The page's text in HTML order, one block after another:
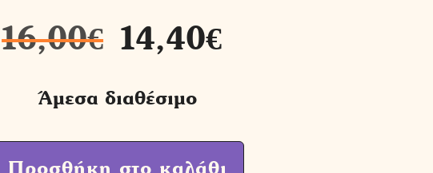
16,00€ 14,40€
Άμεσα διαθέσιμο
Προσθήκη στο καλάθι